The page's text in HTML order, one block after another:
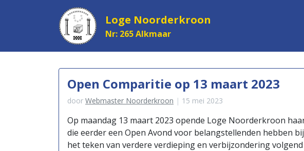
Loge Noorderkroon
Nr: 265 Alkmaar
Open Comparitie op 13 maart 2023
door Webmaster Noorderkroon 15 mei 2023
Op maandag 13 maart 2023 opende Loge Noorderkroon
die eerder een Open Avond voor belangstellenden hebben
het teken van verdere verdieping en verbijzondering